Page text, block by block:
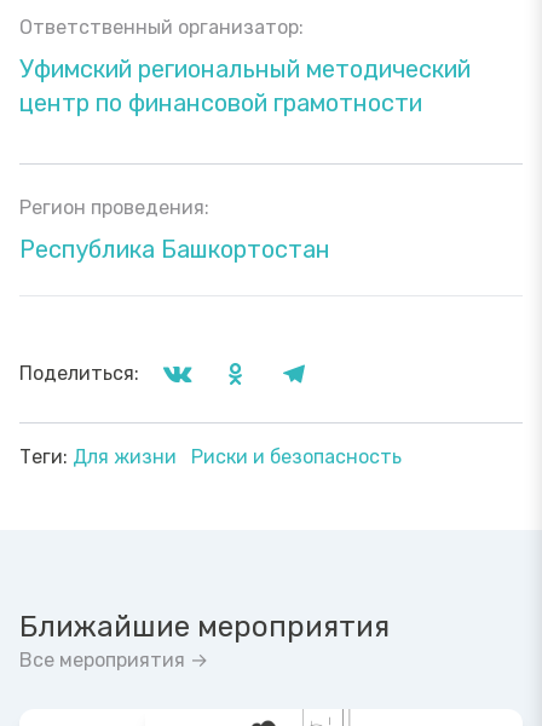
Ответственный организатор:
Уфимский региональный методический
центр по финансовой грамотности
Регион проведения:
Республика Башкортостан
Поделиться:
Теги: Для жизни Риски и безопасность
Ближайшие мероприятия
Все мероприятия →